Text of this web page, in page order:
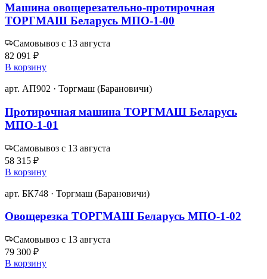
Машина овощерезательно-протирочная
ТОРГМАШ Беларусь МПО-1-00
Самовывоз с 13 августа
82 091 ₽
В корзину
арт. АП902 · Торгмаш (Барановичи)
Протирочная машина ТОРГМАШ Беларусь
МПО-1-01
Самовывоз с 13 августа
58 315 ₽
В корзину
арт. БК748 · Торгмаш (Барановичи)
Овощерезка ТОРГМАШ Беларусь МПО-1-02
Самовывоз с 13 августа
79 300 ₽
В корзину